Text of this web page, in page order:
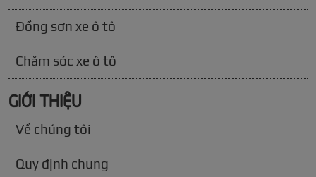
Đồng sơn xe ô tô
Chăm sóc xe ô tô
GIỚI THIỆU
Về chúng tôi
Quy định chung